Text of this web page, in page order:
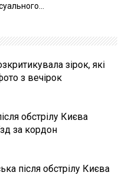
зірок, які
з вечірок
обстрілу Києва
за кордон
після обстрілу Києва